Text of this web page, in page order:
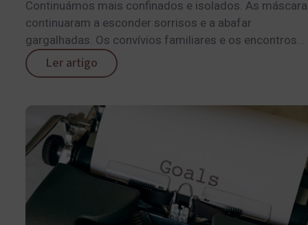
Continuámos mais confinados e isolados. As
continuaram a esconder sorrisos e a abafar
gargalhadas. Os convívios familiares e os encontros...
Ler artigo